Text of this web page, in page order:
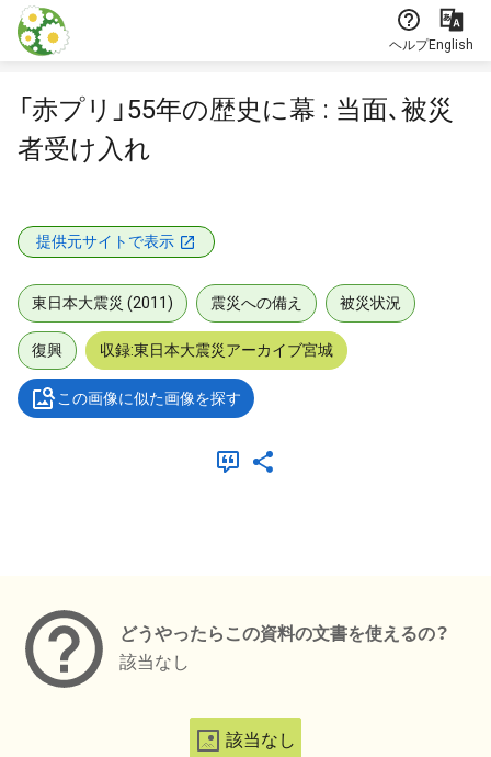
本文に飛ぶ
ヘルプEnglish
「赤プリ」55年の歴史に幕 : 当面､被災
者受け入れ
提供元サイトで表示
東日本大震災 (2011) 震災への備え 被災状況
復興 収録:東日本大震災アーカイブ宮城
この画像に似た画像を探す
どうやったらこの資料の文書を使えるの？
該当なし
該当なし